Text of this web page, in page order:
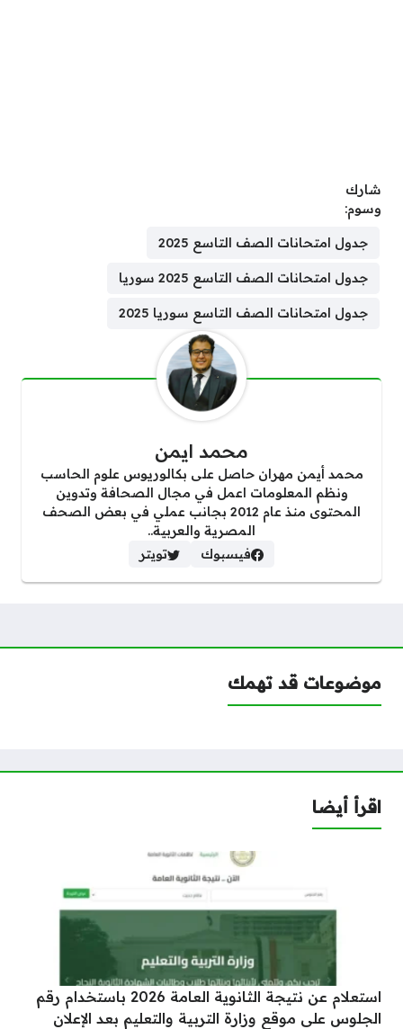
شارك
وسوم:
جدول امتحانات الصف التاسع 2025
جدول امتحانات الصف التاسع 2025 سوريا
جدول امتحانات الصف التاسع سوريا 2025
محمد ايمن
محمد أيمن مهران حاصل على بكالوريوس علوم الحاسب
ونظم المعلومات اعمل في مجال الصحافة وتدوين
المحتوى منذ عام 2012 بجانب عملي في بعض الصحف
المصرية والعربية..
فيسبوك
تويتر
موضوعات قد تهمك
اقرأ أيضا
استعلام عن نتيجة الثانوية العامة 2026 باستخدام رقم
الجلوس على موقع وزارة التربية والتعليم بعد الإعلان